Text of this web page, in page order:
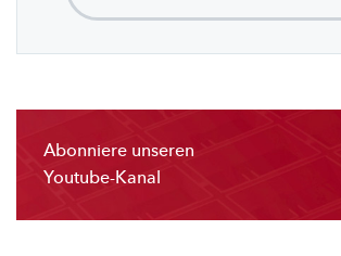
Abonniere unseren
Youtube-Kanal